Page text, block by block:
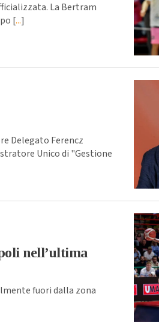
La Bertram
[...]
Delegato Ferencz
Unico di "Gestione
nell’ultima
fuori dalla zona